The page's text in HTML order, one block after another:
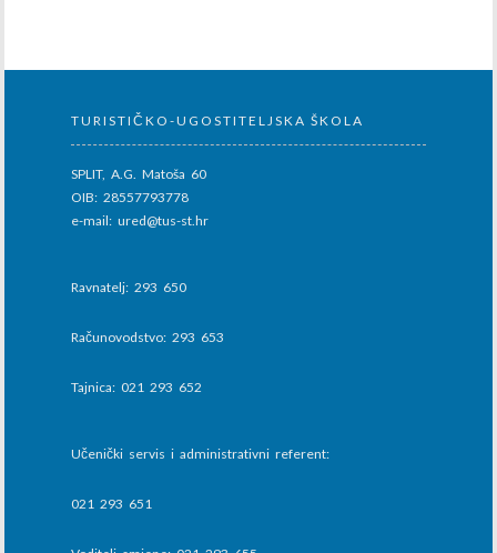
TURISTIČKO-UGOSTITELJSKA ŠKOLA
SPLIT, A.G. Matoša 60
OIB: 28557793778
e-mail: ured@tus-st.hr
Ravnatelj: 293 650
Računovodstvo: 293 653
Tajnica: 021 293 652
Učenički servis i administrativni referent:
021 293 651